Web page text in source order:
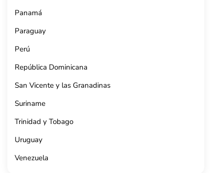
Panamá
Paraguay
Perú
República Dominicana
San Vicente y las Granadinas
Suriname
Trinidad y Tobago
Uruguay
Venezuela